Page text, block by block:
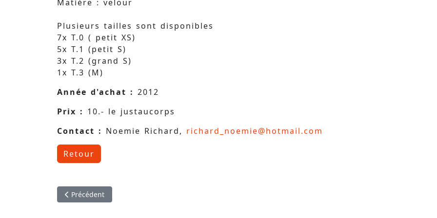
Matière : velour
Plusieurs tailles sont disponibles
7x T.0 ( petit XS)
5x T.1 (petit S)
3x T.2 (grand S)
1x T.3 (M)
Année d'achat : 2012
Prix : 10.- le justaucorps
Contact : Noemie Richard, richard_noemie@hotmail.com
Retour
Article précédent : Ancien justaucorps de société rouge
Précédent